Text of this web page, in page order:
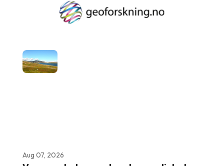
Aug 07, 2026